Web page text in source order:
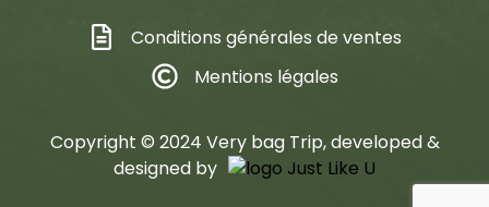
Conditions générales de ventes
Mentions légales
Copyright © 2024 Very bag Trip, developed &
designed by